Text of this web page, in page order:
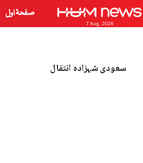
7 Aug, 2026
صفحۂ اول
سعودی شہزادہ انتقال